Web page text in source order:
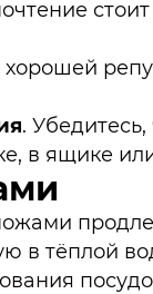
.
в ящике
в тёплой